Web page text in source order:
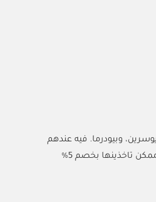
وبيودرما. فيه عندهم
منظفات للبشرة، مرطبات للوجه، ماسكات، منتجات تفتيح، واقيات شمس، وسيرومات للوجه. كل هذي المنتجات ممكن تاخذينها بخصم 5%